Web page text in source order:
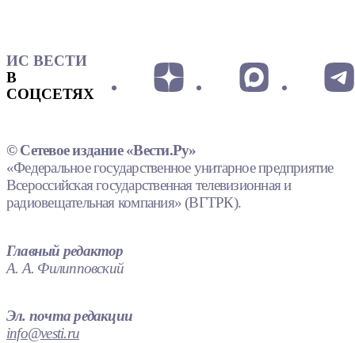
ИС ВЕСТИ
В
СОЦСЕТЯХ
© Сетевое издание «Вести.Ру»
«Федеральное государственное унитарное предприятие
Всероссийская государственная телевизионная и
радиовещательная компания» (ВГТРК).
Главный редактор
А. А. Филипповский
Эл. почта редакции
info@vesti.ru